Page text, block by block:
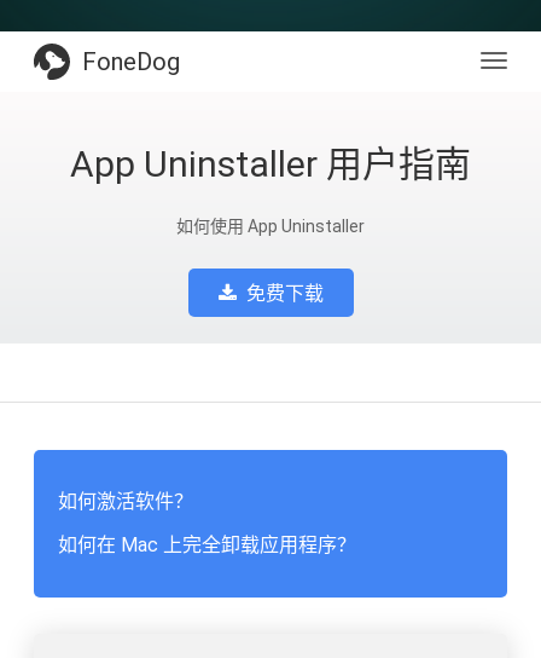
FoneDog
App Uninstaller 用户指南
如何使用 App Uninstaller
免费下载
如何激活软件？
如何在 Mac 上完全卸载应用程序？